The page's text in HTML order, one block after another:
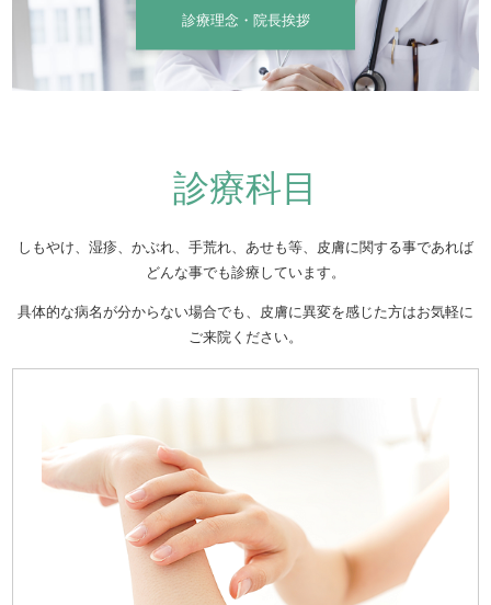
診療理念・院長挨拶
診療科目
しもやけ、湿疹、かぶれ、手荒れ、あせも等、皮膚に関する事であれば
どんな事でも診療しています。
具体的な病名が分からない場合でも、皮膚に異変を感じた方はお気軽に
ご来院ください。